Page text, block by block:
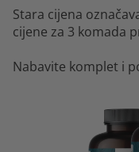
Stara cijena
cijene za 3 komada
Nabavite komplet i